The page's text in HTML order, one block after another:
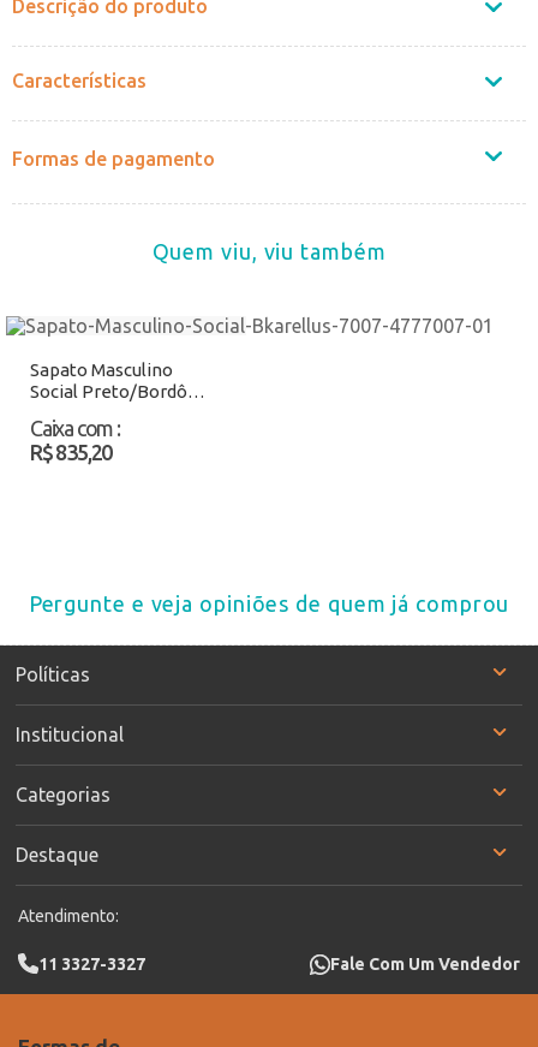
Descrição do produto
Características
Formas de pagamento
Quem viu, viu também
Sapato Masculino
Social Preto/Bordô
Atacado
Caixa com :
R$ 835,20
Pergunte e veja opiniões de quem já comprou
Políticas
Institucional
Categorias
Destaque
Atendimento:
11 3327-3327 Fale Com Um Vendedor